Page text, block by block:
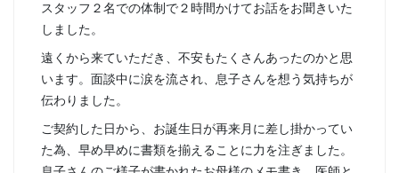
スタッフ２名での体制で２時間かけてお話をお聞きいた
しました。
遠くから来ていただき、不安もたくさんあったのかと思
います。面談中に涙を流され、息子さんを想う気持ちが
伝わりました。
ご契約した日から、お誕生日が再来月に差し掛かってい
た為、早め早めに書類を揃えることに力を注ぎました。